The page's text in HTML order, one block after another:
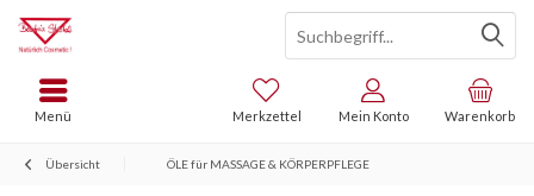
Warenkorb
Merkzettel Mein Konto
Menü
Übersicht ÖLE für MASSAGE & KÖRPERPFLEGE